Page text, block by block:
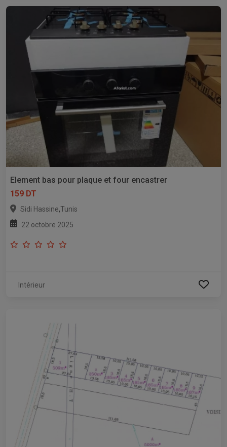
Element bas pour plaque et four encastrer
159 DT
Sidi Hassine,Tunis
22 octobre 2025
Intérieur